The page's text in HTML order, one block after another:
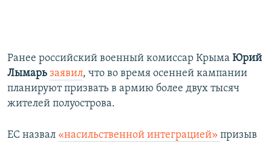
Ранее российский военный комиссар Крыма Юрий
Лымарь заявил, что во время осенней кампании
планируют призвать в армию более двух тысяч
жителей полуострова.
ЕС назвал «насильственной интеграцией» призыв